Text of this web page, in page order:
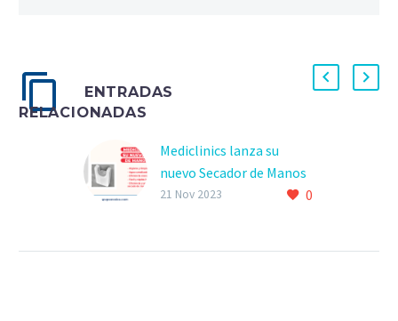
ENTRADAS
RELACIONADAS
Mediclinics lanza su
nuevo Secador de Manos
U-Flow
0
21 Nov 2023